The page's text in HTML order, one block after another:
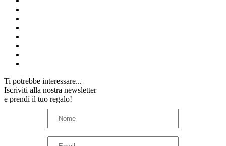
Ti potrebbe interessare...
Iscriviti alla nostra newsletter
e prendi il tuo regalo!